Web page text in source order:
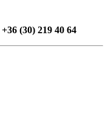
+36 (30) 219 40 64